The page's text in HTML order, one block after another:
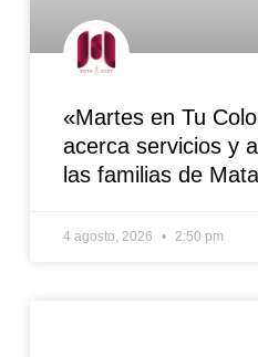
«Martes en Tu
acerca servicios y
las familias de
4 agosto, 2026 2:50 pm